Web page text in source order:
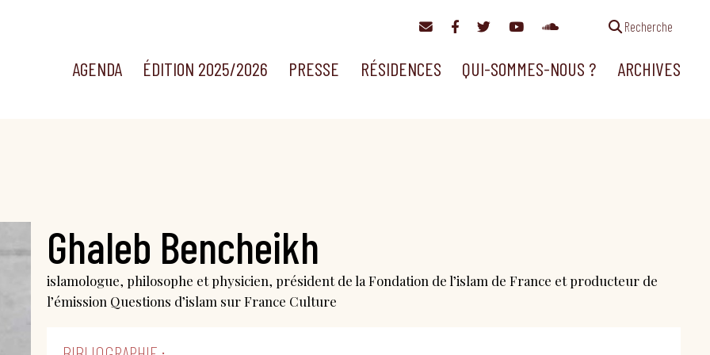
Recherche
AGENDA ÉDITION 2025/2026 PRESSE RÉSIDENCES QUI-SOMMES-NOUS ? ARCHIVES
Ghaleb Bencheikh
islamologue, philosophe et physicien, président de la Fondation de l’islam de France et producteur de
l’émission Questions d’islam sur France Culture